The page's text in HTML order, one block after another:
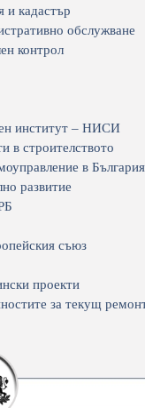
и кадастър
обслужване
контрол
институт – НИСИ
в строителството
в България
развитие
съюз
проекти
за текущ